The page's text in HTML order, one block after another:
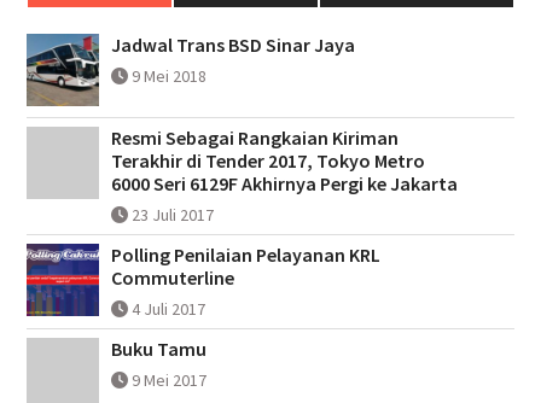
Jadwal Trans BSD Sinar Jaya
9 Mei 2018
Resmi Sebagai Rangkaian Kiriman
Terakhir di Tender 2017, Tokyo Metro
6000 Seri 6129F Akhirnya Pergi ke Jakarta
23 Juli 2017
Polling Penilaian Pelayanan KRL
Commuterline
4 Juli 2017
Buku Tamu
9 Mei 2017